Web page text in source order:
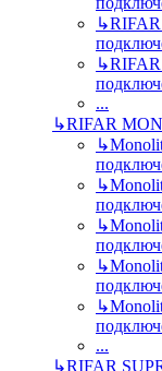
↳RIFAR
↳RIFAR
...
↳RIFAR
↳
↳
↳
↳
↳
...
↳RIFAR